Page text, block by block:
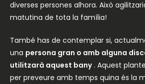
diverses persones alhora. Això
matutina de tota la família!
També has de contemplar si,
una persona gran o amb alguna
utilitzarà aquest bany. Aquest
per preveure amb temps quina és la